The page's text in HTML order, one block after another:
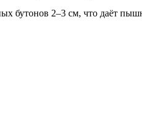
бутонов 2–3 см, что даёт